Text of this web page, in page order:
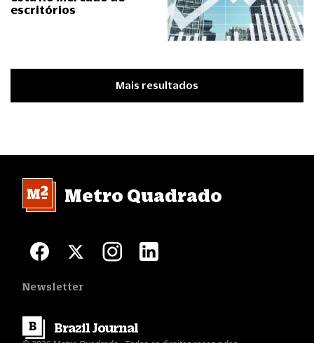
escritórios
Mais resultados
Metro Quadrado
Newsletter
BrazilJournal